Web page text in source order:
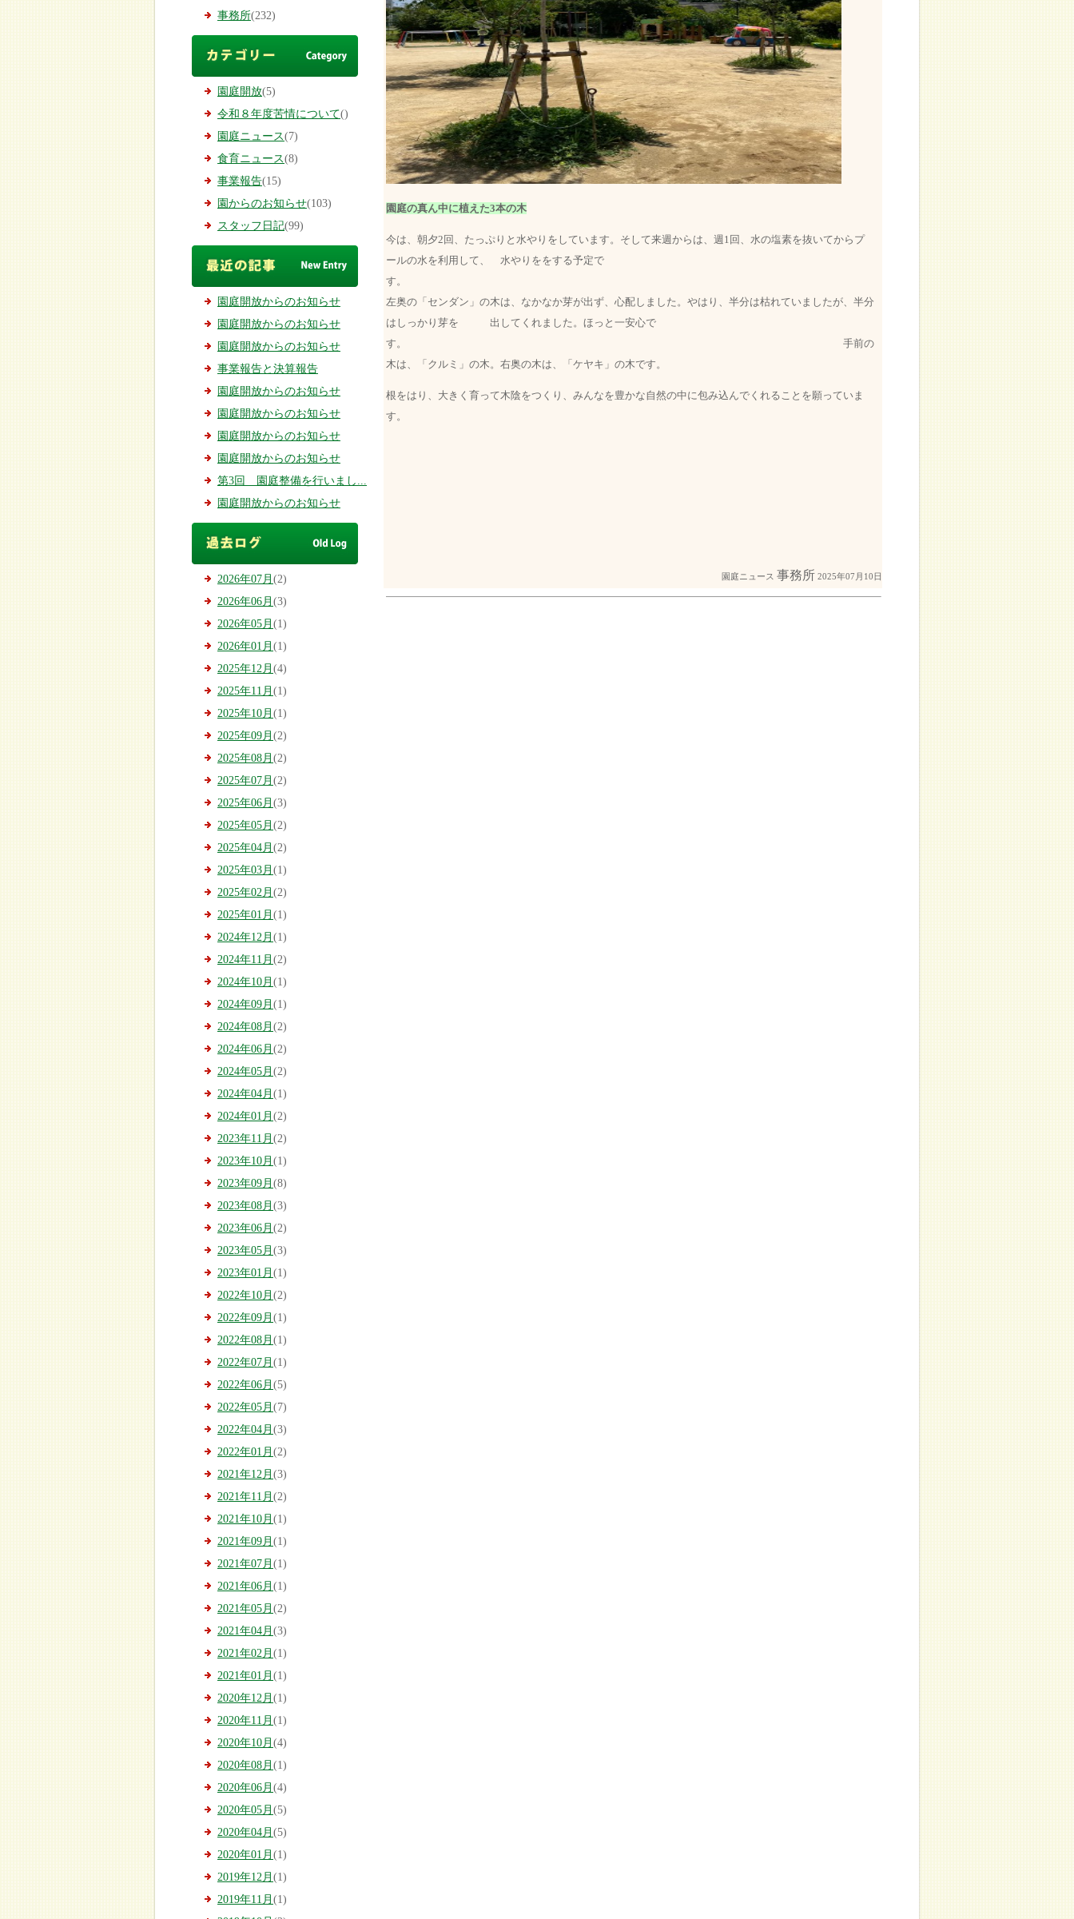
事務所(232)
園庭開放(5)
令和８年度苦情について()
園庭ニュース(7)
食育ニュース(8)
事業報告(15)
園からのお知らせ(103)
スタッフ日記(99)
園庭開放からのお知らせ
園庭開放からのお知らせ
園庭開放からのお知らせ
事業報告と決算報告
園庭開放からのお知らせ
園庭開放からのお知らせ
園庭開放からのお知らせ
園庭開放からのお知らせ
第3回 園庭整備を行いまし...
園庭開放からのお知らせ
2026年07月 (2)
2026年06月 (3)
2026年05月 (1)
2026年01月 (1)
2025年12月 (4)
2025年11月 (1)
2025年10月 (1)
2025年09月 (2)
2025年08月 (2)
2025年07月 (2)
2025年06月 (3)
2025年05月 (2)
2025年04月 (2)
2025年03月 (1)
2025年02月 (2)
2025年01月 (1)
2024年12月 (1)
2024年11月 (2)
2024年10月 (1)
2024年09月 (1)
2024年08月 (2)
2024年06月 (2)
2024年05月 (2)
2024年04月 (1)
2024年01月 (2)
2023年11月 (2)
2023年10月 (1)
2023年09月 (8)
2023年08月 (3)
2023年06月 (2)
2023年05月 (3)
2023年01月 (1)
2022年10月 (2)
2022年09月 (1)
2022年08月 (1)
2022年07月 (1)
2022年06月 (5)
2022年05月 (7)
2022年04月 (3)
2022年01月 (2)
2021年12月 (3)
2021年11月 (2)
2021年10月 (1)
2021年09月 (1)
2021年07月 (1)
2021年06月 (1)
2021年05月 (2)
2021年04月 (3)
2021年02月 (1)
2021年01月 (1)
2020年12月 (1)
2020年11月 (1)
2020年10月 (4)
2020年08月 (1)
2020年06月 (4)
2020年05月 (5)
2020年04月 (5)
2020年01月 (1)
2019年12月 (1)
2019年11月 (1)
園庭の真ん中に植えた3本の木
今は、朝夕2回、たっぷりと水やりをしています。そして来週からは、週1回、水の塩素を抜いてからプ
ールの水を利用して、 水やりををする予定で
す。
左奥の「センダン」の木は、なかなか芽が出ず、心配しました。やはり、半分は枯れていましたが、半分
はしっかり芽を 出してくれました。ほっと一安心で
す。 手前の
木は、「クルミ」の木。右奥の木は、「ケヤキ」の木です。
根をはり、大きく育って木陰をつくり、みんなを豊かな自然の中に包み込んでくれることを願っていま
す。
園庭ニュース 事務所 2025年07月10日